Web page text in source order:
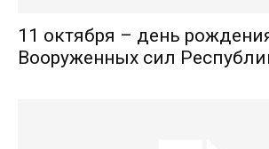
11 октября – день
Вооруженных сил